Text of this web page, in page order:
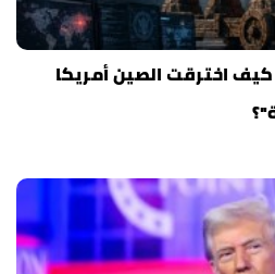
كيف اخترقت الصين أمريكا